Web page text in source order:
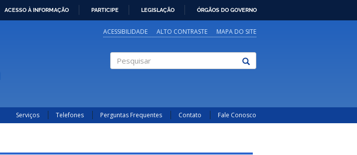
ACESSO À INFORMAÇÃO PARTICIPE LEGISLAÇÃO ÓRGÃOS DO GOVERNO
ACESSIBILIDADE ALTO CONTRASTE MAPA DO SITE
Serviços Telefones Perguntas Frequentes Contato Fale Conosco